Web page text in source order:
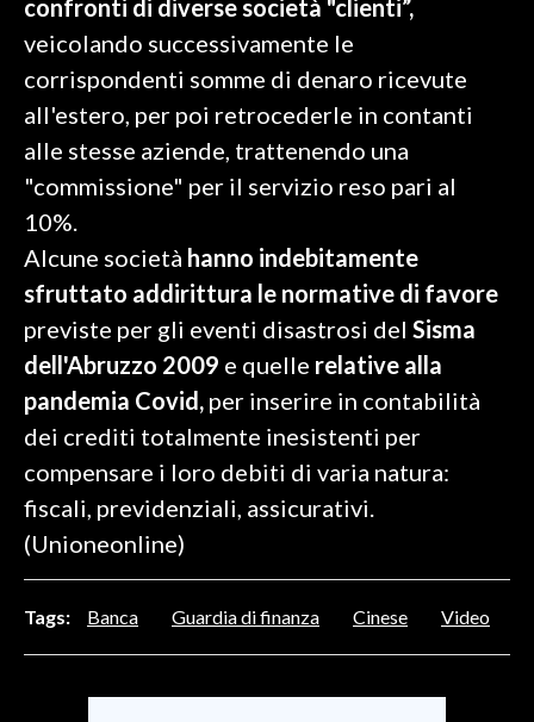
confronti di diverse società "clienti”,
veicolando successivamente le
corrispondenti somme di denaro ricevute
all'estero, per poi retrocederle in contanti
alle stesse aziende, trattenendo una
"commissione" per il servizio reso pari al
10%.
Alcune società hanno indebitamente
sfruttato addirittura le normative di favore
previste per gli eventi disastrosi del Sisma
dell'Abruzzo 2009 e quelle relative alla
pandemia Covid, per inserire in contabilità
dei crediti totalmente inesistenti per
compensare i loro debiti di varia natura:
fiscali, previdenziali, assicurativi.
(Unioneonline)
Tags: Banca Guardia di finanza Cinese Video